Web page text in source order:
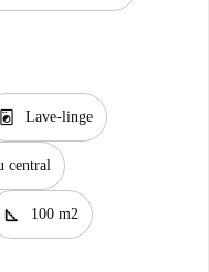
local_laundry_service Lave-linge
central
square_foot 100 m2